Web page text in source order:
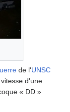
de l'UNSC
d'une
« DD »